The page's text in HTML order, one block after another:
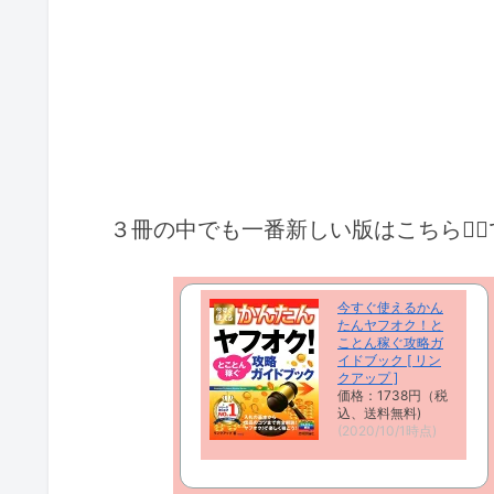
３冊の中でも一番新しい版はこちら
今すぐ使えるかん
たんヤフオク！と
ことん稼ぐ攻略ガ
イドブック [ リン
クアップ ]
価格：1738円（税
込、送料無料)
(2020/10/1時点)